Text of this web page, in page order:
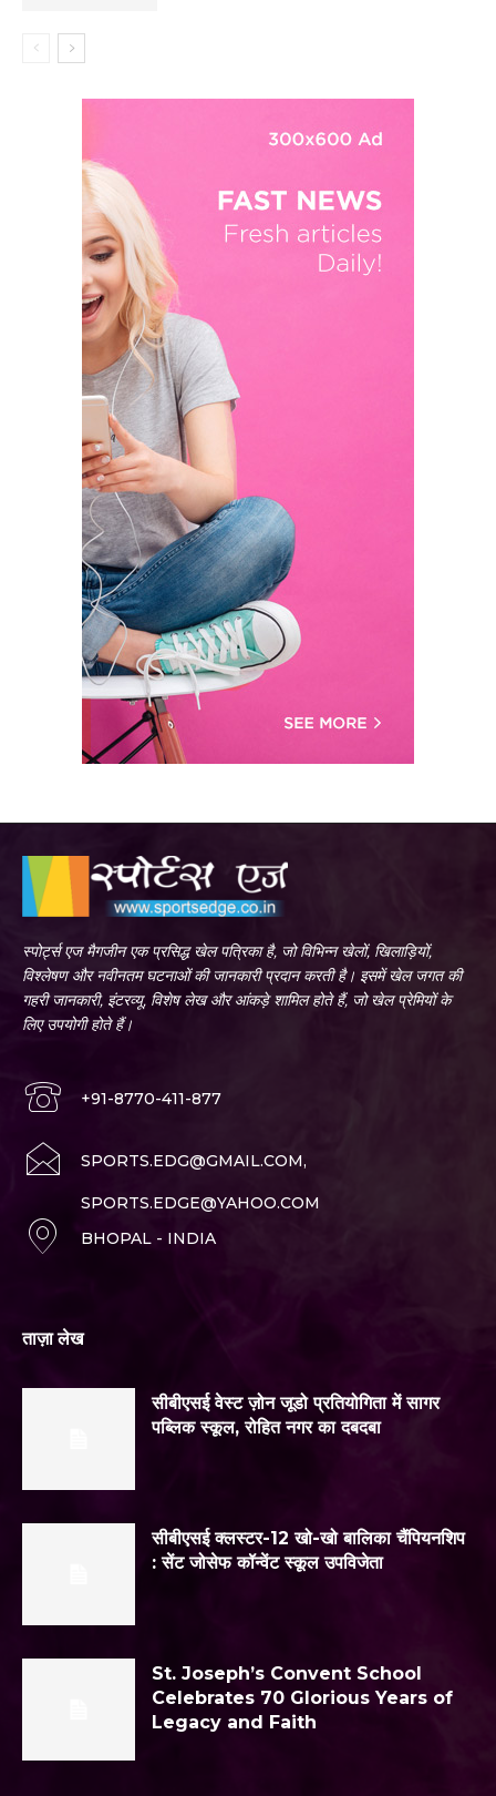
स्पोर्ट्स एज मैगजीन एक प्रसिद्ध खेल पत्रिका है, जो विभिन्न खेलों, खिलाड़ियों,
विश्लेषण और नवीनतम घटनाओं की जानकारी प्रदान करती है। इसमें खेल जगत की
गहरी जानकारी, इंटरव्यू, विशेष लेख और आंकड़े शामिल होते हैं, जो खेल प्रेमियों के
लिए उपयोगी होते हैं।
+91-8770-411-877
SPORTS.EDG@GMAIL.COM,
SPORTS.EDGE@YAHOO.COM
BHOPAL - INDIA
ताज़ा लेख
सीबीएसई वेस्ट ज़ोन जूडो प्रतियोगिता में सागर
पब्लिक स्कूल, रोहित नगर का दबदबा
सीबीएसई क्लस्टर-12 खो-खो बालिका चैंपियनशिप
: सेंट जोसेफ कॉन्वेंट स्कूल उपविजेता
St. Joseph’s Convent School
Celebrates 70 Glorious Years of
Legacy and Faith